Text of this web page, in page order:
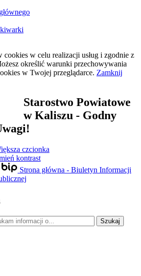
cookies w celu realizacji usług i zgodnie z
określić warunki przechowywania
w Twojej przeglądarce. Zamknij
Starostwo Powiatowe
w Kaliszu - Godny
czcionka
kontrast
Strona główna - Biuletyn Informacji
Szukaj